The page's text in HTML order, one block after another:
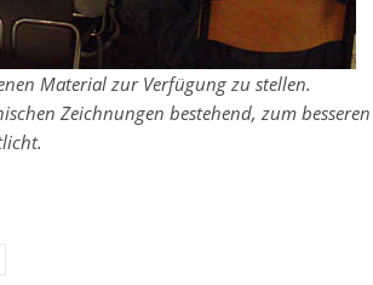
Material zur Verfügung zu stellen.
Zeichnungen bestehend, zum besseren